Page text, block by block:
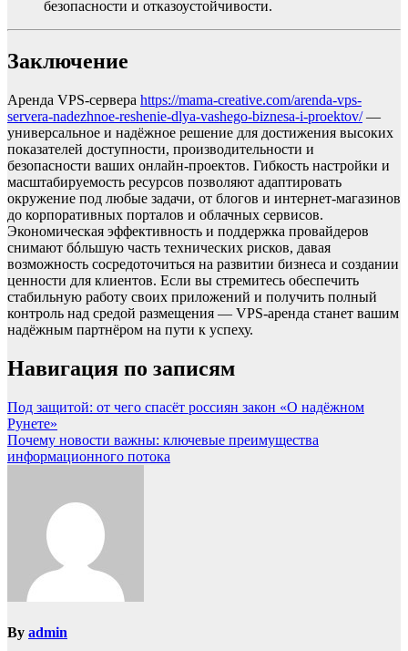
безопасности и отказоустойчивости.
Заключение
Аренда VPS-сервера https://mama-creative.com/arenda-vps-
servera-nadezhnoe-reshenie-dlya-vashego-biznesa-i-proektov/—
универсальное и надёжное решение для достижения высоких
показателей доступности, производительности и
безопасности ваших онлайн-проектов. Гибкость настройки и
масштабируемость ресурсов позволяют адаптировать
окружение под любые задачи, от блогов и интернет-магазинов
до корпоративных порталов и облачных сервисов.
Экономическая эффективность и поддержка провайдеров
снимают бóльшую часть технических рисков, давая
возможность сосредоточиться на развитии бизнеса и создании
ценности для клиентов. Если вы стремитесь обеспечить
стабильную работу своих приложений и получить полный
контроль над средой размещения — VPS-аренда станет вашим
надёжным партнёром на пути к успеху.
Навигация по записям
Под защитой: от чего спасёт россиян закон «О надёжном
Рунете»
Почему новости важны: ключевые преимущества
информационного потока
By admin